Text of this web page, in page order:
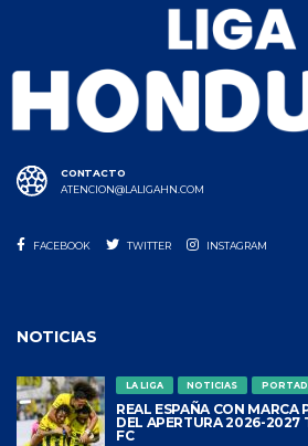
CONTACTO
ATENCION@LALIGAHN.COM
FACEBOOK TWITTER INSTAGRAM
NOTICIAS
LA LIGA NOTICIAS
REAL ESPAÑA CON MARCA
DEL APERTURA 2026-2027
FC